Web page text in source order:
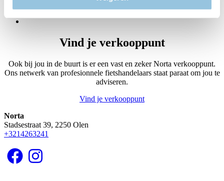
Page
3
Vind je verkooppunt
Ook bij jou in de buurt is er een vast en zeker Norta verkooppunt.
Ons netwerk van profesionnele fietshandelaars staat paraat om jou te
adviseren.
Vind je verkooppunt
Norta
Stadsestraat 39, 2250 Olen
+3214263241